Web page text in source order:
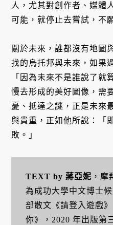
人，尤其對創作者、媒體
可能，就停止去嘗試，不
關於未來，誰都沒有地圖
找的烏托邦與未來，如果
「因為未來不是誰說了就
慢去形成的美好圖像，需
憂、抵達之謎，正是未來
與貴重，正如他所說：「
敗。」
TEXT by 蔣亞妮 ，
為成功大學中文博士
部散文《請登入遊戲
你》，2020 年出版第